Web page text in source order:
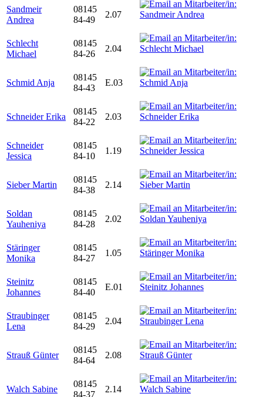
Sandmeir
Andrea
08145
84-49
2.07
Schlecht
Michael
08145
84-26
2.04
Schmid Anja
08145
84-43
E.03
Schneider Erika
08145
84-22
2.03
Schneider
Jessica
08145
84-10
1.19
Sieber Martin
08145
84-38
2.14
Soldan
Yauheniya
08145
84-28
2.02
Stäringer
Monika
08145
84-27
1.05
Steinitz
Johannes
08145
84-40
E.01
Straubinger
Lena
08145
84-29
2.04
Strauß Günter
08145
84-64
2.08
Walch Sabine
08145
84-37
2.14